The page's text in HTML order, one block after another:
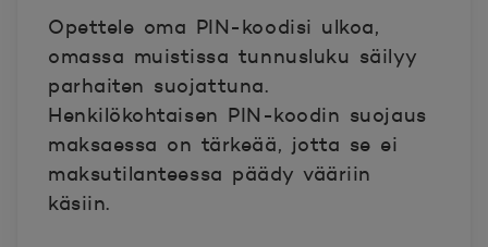
Opettele oma PIN-koodisi ulkoa,
omassa muistissa tunnusluku säilyy
parhaiten suojattuna.
Henkilökohtaisen PIN-koodin suojaus
maksaessa on tärkeää, jotta se ei
maksutilanteessa päädy vääriin
käsiin.